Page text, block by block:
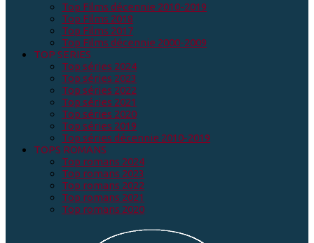
Top Films décennie 2010-2019
Top Films 2018
Top Films 2017
Top Films décennie 2000-2009
TOP SERIES
Top séries 2024
Top séries 2023
Top séries 2022
Top séries 2021
Top séries 2020
Top séries 2019
Top séries décennie 2010-2019
TOPS ROMANS
Top romans 2024
Top romans 2023
Top romans 2022
Top romans 2021
Top romans 2020